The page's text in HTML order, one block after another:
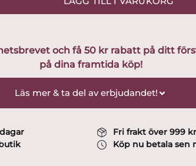
och få 50 kr rabatt på ditt
på dina framtida köp!
Läs mer & ta del av erbjudandet!
Fri frakt över 999
Köp nu betala sen